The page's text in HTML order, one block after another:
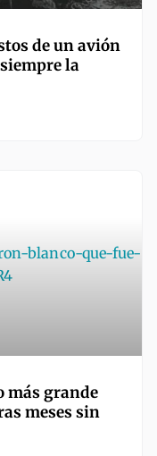
de un avión
la
más grande
meses sin